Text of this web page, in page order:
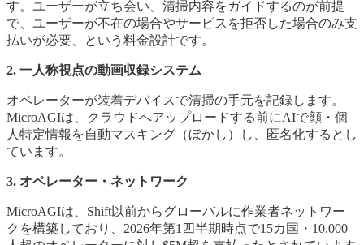
す。ユーザーが立ち会い、清掃内容をガイドするのが前提
で、ユーザーが不在の場合やサービスを拒否した場合のみ支
払いが必要、という料金設計です。
2. 一人称視点の動画収録システム
オペレーターが装着デバイスで清掃の手元を記録します。
MicroAGIは、クラウドへアップロードする前にAIで顔・個
人特定情報を自動マスキング（ぼかし）し、匿名化するとし
ています。
3. オペレーター・ネットワーク
MicroAGIは、Shift以前からグローバルに作業者ネットワー
クを構築しており、2026年第1四半期時点で15カ国・10,000